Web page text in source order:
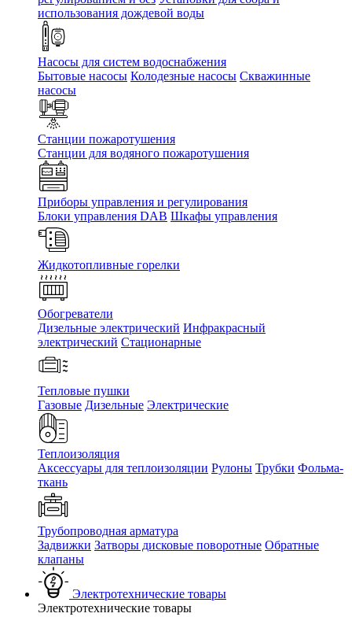
использования дождевой воды
Насосы для систем водоснабжения
Бытовые насосы Колодезные насосы Скважинные
насосы
Станции пожаротушения
Станции для водяного пожаротушения
Приборы управления и регулирования
Блоки управления DAB Шкафы управления
Жидкотопливные горелки
Обогреватели
Дизельные электрический Инфракрасный
электрический Стационарные
Тепловые пушки
Газовые Дизельные Электрические
Теплоизоляция
Аксессуары для теплоизоляции Рулоны Трубки Фольма-
ткань
Трубопроводная арматура
Задвижки Затворы дисковые поворотные Обратные
клапаны
Электротехнические товары
Электротехнические товары